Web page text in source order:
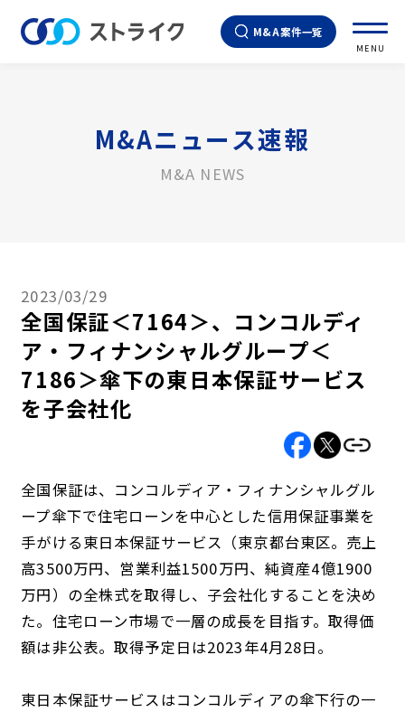
M&A案件一覧
MENU
M&Aニュース速報
M&A NEWS
2023/03/29
全国保証＜7164＞、コンコルディ
ア・フィナンシャルグループ＜
7186＞傘下の東日本保証サービス
を子会社化
全国保証は、コンコルディア・フィナンシャルグル
ープ傘下で住宅ローンを中心とした信用保証事業を
手がける東日本保証サービス（東京都台東区。売上
高3500万円、営業利益1500万円、純資産4億1900
万円）の全株式を取得し、子会社化することを決め
た。住宅ローン市場で一層の成長を目指す。取得価
額は非公表。取得予定日は2023年4月28日。
東日本保証サービスはコンコルディアの傘下行の一